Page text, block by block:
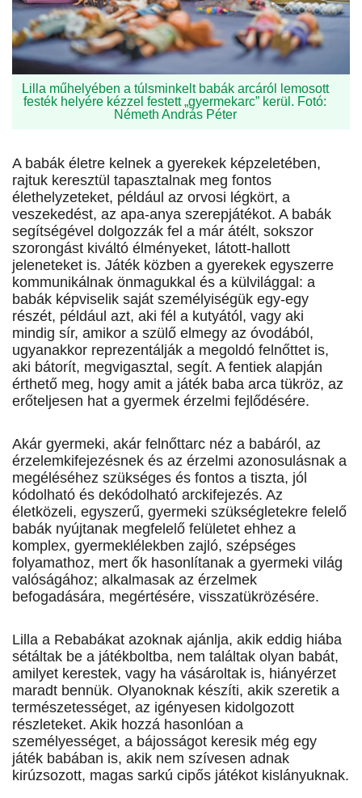
Lilla műhelyében a túlsminkelt babák arcáról lemosott
festék helyére kézzel festett „gyermekarc” kerül. Fotó:
Németh András Péter
A babák életre kelnek a gyerekek képzeletében,
rajtuk keresztül tapasztalnak meg fontos
élethelyzeteket, például az orvosi légkört, a
veszekedést, az apa-anya szerepjátékot. A babák
segítségével dolgozzák fel a már átélt, sokszor
szorongást kiváltó élményeket, látott-hallott
jeleneteket is. Játék közben a gyerekek egyszerre
kommunikálnak önmagukkal és a külvilággal: a
babák képviselik saját személyiségük egy-egy
részét, például azt, aki fél a kutyától, vagy aki
mindig sír, amikor a szülő elmegy az óvodából,
ugyanakkor reprezentálják a megoldó felnőttet is,
aki bátorít, megvigasztal, segít. A fentiek alapján
érthető meg, hogy amit a játék baba arca tükröz, az
erőteljesen hat a gyermek érzelmi fejlődésére.
Akár gyermeki, akár felnőttarc néz a babáról, az
érzelemkifejezésnek és az érzelmi azonosulásnak a
megéléséhez szükséges és fontos a tiszta, jól
kódolható és dekódolható arckifejezés. Az
életközeli, egyszerű, gyermeki szükségletekre felelő
ba­bák nyújtanak megfelelő felületet ehhez a
komplex, gyermeklélekben zajló, szépséges
folyamathoz, mert ők hasonlítanak a gyermeki világ
valóságához; alkalmasak az érzelmek
befogadására, megértésére, visszatükrözésére.
Lilla a Rebabákat azoknak ajánlja, akik eddig hiába
sétáltak be a játékboltba, nem találtak olyan babát,
amilyet kerestek, vagy ha vásároltak is, hiányérzet
maradt bennük. Olyanoknak készíti, akik szeretik a
természetességet, az igényesen kidolgozott
részleteket. Akik hozzá hasonlóan a
személyességet, a bájosságot keresik még egy
játék babában is, akik nem szívesen adnak
kirúzsozott, magas sarkú cipős játékot kislányuknak.